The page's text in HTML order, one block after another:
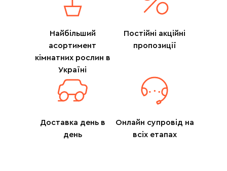
Найбільший
асортимент
кімнатних рослин в
Україні
Постійні акційні
пропозиції
Доставка день в
день
Онлайн супровід на
всіх етапах